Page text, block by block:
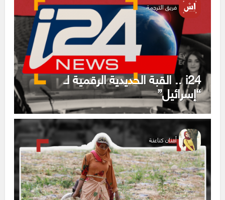
فريق الترجمة
i24 .. القبة الحديدية الرقمية لـ
“إسرائيل”
أفنان كناعنة